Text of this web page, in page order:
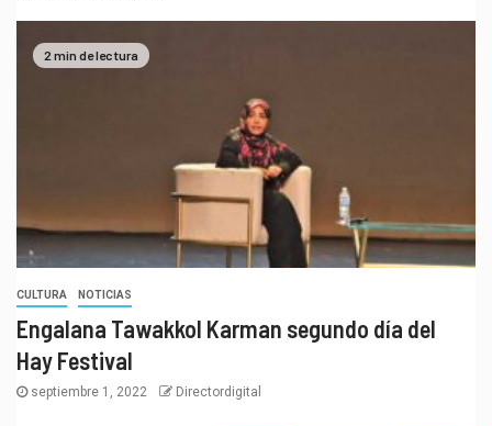
2 min de lectura
CULTURA NOTICIAS
Engalana Tawakkol Karman segundo día del
Hay Festival
septiembre 1, 2022 Directordigital